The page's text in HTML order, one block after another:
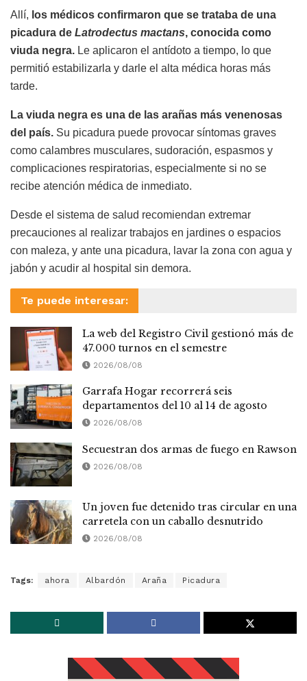
Allí, los médicos confirmaron que se trataba de una
picadura de Latrodectus mactans, conocida como
viuda negra. Le aplicaron el antídoto a tiempo, lo que
permitió estabilizarla y darle el alta médica horas más
tarde.
La viuda negra es una de las arañas más venenosas
del país. Su picadura puede provocar síntomas graves
como calambres musculares, sudoración, espasmos y
complicaciones respiratorias, especialmente si no se
recibe atención médica de inmediato.
Desde el sistema de salud recomiendan extremar
precauciones al realizar trabajos en jardines o espacios
con maleza, y ante una picadura, lavar la zona con agua y
jabón y acudir al hospital sin demora.
Te puede interesar:
La web del Registro Civil gestionó más de
47.000 turnos en el semestre
2026/08/08
Garrafa Hogar recorrerá seis
departamentos del 10 al 14 de agosto
2026/08/08
Secuestran dos armas de fuego en Rawson
2026/08/08
Un joven fue detenido tras circular en una
carretela con un caballo desnutrido
2026/08/08
Tags: ahora Albardón Araña Picadura